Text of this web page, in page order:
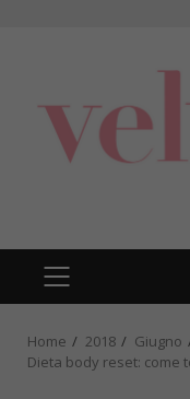
PRIMARY
MENU
Home 2018 Giugno
Dieta body reset: come